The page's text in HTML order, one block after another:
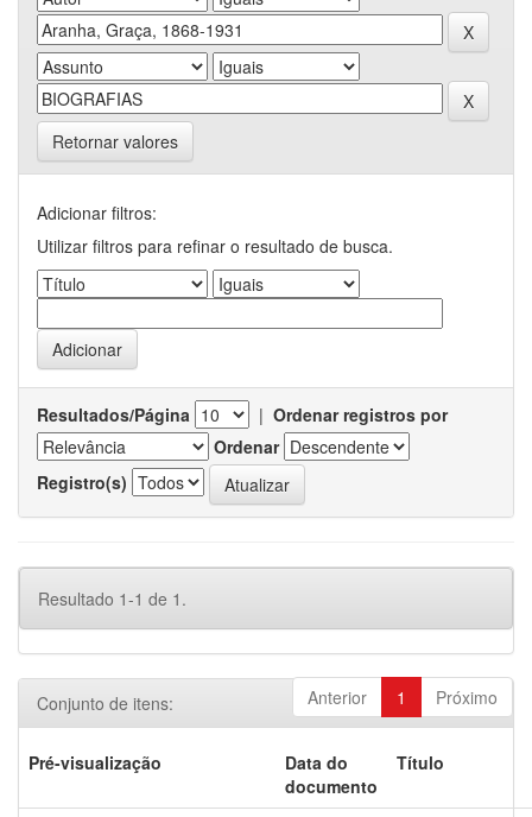
Retornar valores
Adicionar filtros:
Utilizar filtros para refinar o resultado de busca.
Resultados/Página | Ordenar registros por
Ordenar
Registro(s)
Resultado 1-1 de 1.
Anterior 1 Próximo
Conjunto de itens:
Pré-visualização
Data do
documento
Título